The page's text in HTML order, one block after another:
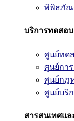
พิพิธภั
บริการทดสอ
ศูนย์ทด
ศูนย์กา
ศูนย์กฎ
ศูนย์บริ
สารสนเทศแ